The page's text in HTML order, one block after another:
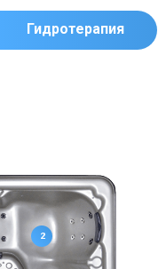
Гидротерапия
2